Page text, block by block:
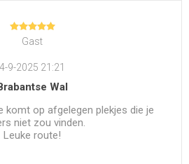
Gast
4-9-2025 21:21
Wal
komt op afgelegen plekjes die je
niet zou vinden.
Leuke route!